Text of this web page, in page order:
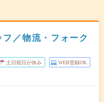
／物流・フォーク
土日祝日が休み WEB登録OK